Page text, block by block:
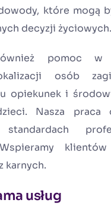
które mogą
decyzji życiowych.
pomoc w
osób
opiekunek i
Nasza
standardach
karnych.
usług